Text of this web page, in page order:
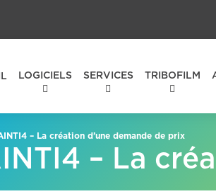
LOGICIELS SERVICES TRIBOFILM
– La création d’une demande de prix
– La